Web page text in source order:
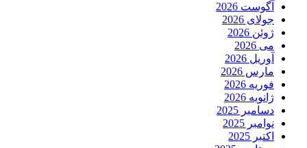
آگوست 2026
جولای 2026
ژوئن 2026
می 2026
آوریل 2026
مارس 2026
فوریه 2026
ژانویه 2026
دسامبر 2025
نوامبر 2025
اکتبر 2025